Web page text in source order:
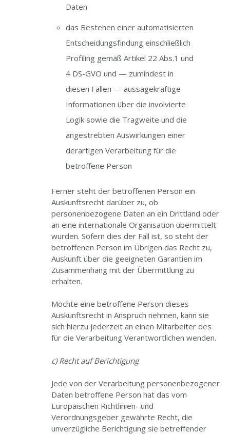
Daten
das Bestehen einer automatisierten
Entscheidungsfindung einschließlich
Profiling gemäß Artikel 22 Abs.1 und
4 DS-GVO und — zumindest in
diesen Fällen — aussagekräftige
Informationen über die involvierte
Logik sowie die Tragweite und die
angestrebten Auswirkungen einer
derartigen Verarbeitung für die
betroffene Person
Ferner steht der betroffenen Person ein
Auskunftsrecht darüber zu, ob
personenbezogene Daten an ein Drittland oder
an eine internationale Organisation übermittelt
wurden. Sofern dies der Fall ist, so steht der
betroffenen Person im Übrigen das Recht zu,
Auskunft über die geeigneten Garantien im
Zusammenhang mit der Übermittlung zu
erhalten.
Möchte eine betroffene Person dieses
Auskunftsrecht in Anspruch nehmen, kann sie
sich hierzu jederzeit an einen Mitarbeiter des
für die Verarbeitung Verantwortlichen wenden.
c) Recht auf Berichtigung
Jede von der Verarbeitung personenbezogener
Daten betroffene Person hat das vom
Europäischen Richtlinien- und
Verordnungsgeber gewährte Recht, die
unverzügliche Berichtigung sie betreffender